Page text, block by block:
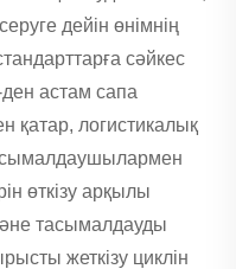
дейін өнімнің
сәйкес
ден астам сапа
қатар, логистикалық
өткізу арқылы
тасымалдауды
жеткізу циклін